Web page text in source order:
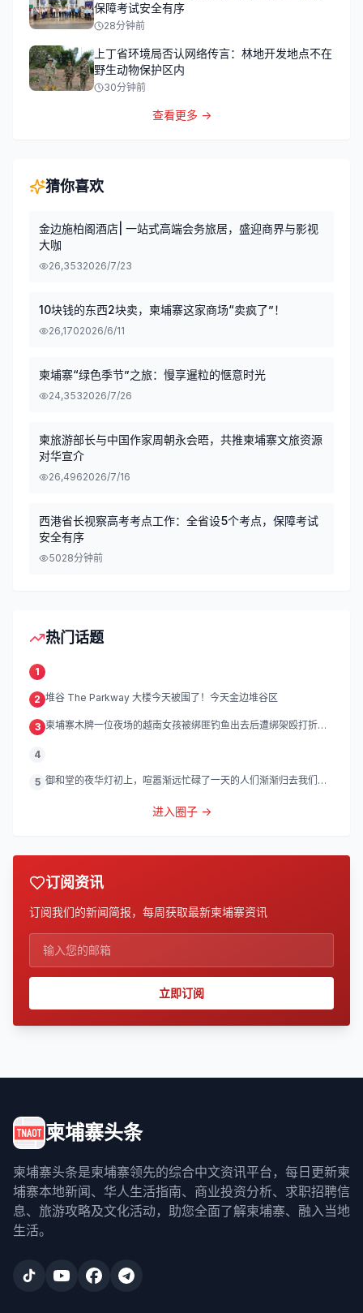
保障考试安全有序
28分钟前
上丁省环境局否认网络传言：林地开发地点不在
野生动物保护区内
30分钟前
查看更多 →
猜你喜欢
金边施柏阁酒店| 一站式高端会务旅居，盛迎商界与影视
大咖
26,3532026/7/23
10块钱的东西2块卖，柬埔寨这家商场“卖疯了”！
26,1702026/6/11
柬埔寨“绿色季节”之旅：慢享暹粒的惬意时光
24,3532026/7/26
柬旅游部长与中国作家周朝永会晤，共推柬埔寨文旅资源
对华宣介
26,4962026/7/16
西港省长视察高考考点工作：全省设5个考点，保障考试
安全有序
5028分钟前
热门话题
1
2 堆谷 The Parkway 大楼今天被围了！今天金边堆谷区
3 柬埔寨木牌一位夜场的越南女孩被绑匪钓鱼出去后遭绑架殴打折
4
5 御和堂的夜华灯初上，喧嚣渐远忙碌了一天的人们渐渐归去我们的
进入圈子 →
订阅资讯
订阅我们的新闻简报，每周获取最新柬埔寨资讯
立即订阅
柬埔寨头条
柬埔寨头条是柬埔寨领先的综合中文资讯平台，每日更新柬
埔寨本地新闻、华人生活指南、商业投资分析、求职招聘信
息、旅游攻略及文化活动，助您全面了解柬埔寨、融入当地
生活。